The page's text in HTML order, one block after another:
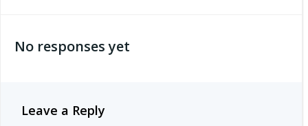
navigation
No responses yet
Leave a Reply